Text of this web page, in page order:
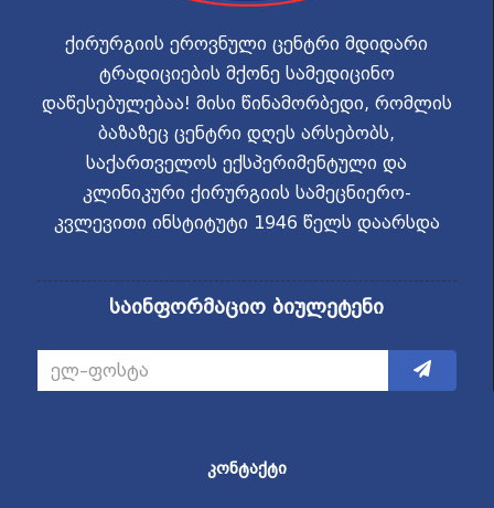
ქირურგიის ეროვნული ცენტრი მდიდარი
ტრადიციების მქონე სამედიცინო
დაწესებულებაა! მისი წინამორბედი, რომლის
ბაზაზეც ცენტრი დღეს არსებობს,
საქართველოს ექსპერიმენტული და
კლინიკური ქირურგიის სამეცნიერო-
კვლევითი ინსტიტუტი 1946 წელს დაარსდა
საინფორმაციო ბიულეტენი
ᲙᲝᲜᲢᲐᲥᲢᲘ